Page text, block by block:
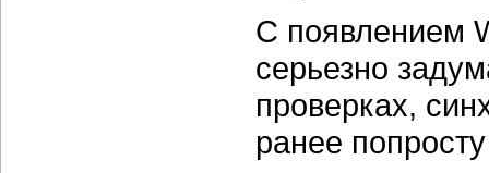
С появлением
серьезно
проверках,
ранее